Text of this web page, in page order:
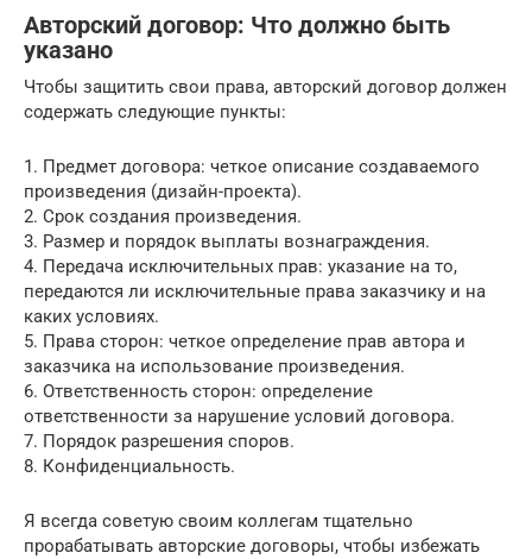
Авторский договор: Что должно быть
указано
Чтобы защитить свои права, авторский договор должен
содержать следующие пункты:
1. Предмет договора: четкое описание создаваемого
произведения (дизайн-проекта).
2. Срок создания произведения.
3. Размер и порядок выплаты вознаграждения.
4. Передача исключительных прав: указание на то,
передаются ли исключительные права заказчику и на
каких условиях.
5. Права сторон: четкое определение прав автора и
заказчика на использование произведения.
6. Ответственность сторон: определение
ответственности за нарушение условий договора.
7. Порядок разрешения споров.
8. Конфиденциальность.
Я всегда советую своим коллегам тщательно
прорабатывать авторские договоры, чтобы избежать